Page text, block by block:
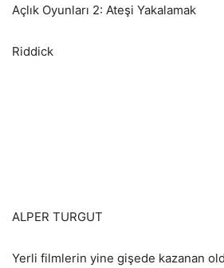
Açlık Oyunları 2: Ateşi Yakalamak
Riddick
ALPER TURGUT
Yerli filmlerin yine gişede kazanan